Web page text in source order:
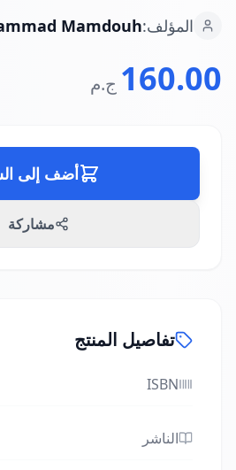
المؤلف:Mamdouh
160.00 ج.م
أضف إلى
مشاركة
تفاصيل المنتج
ISBN
الناشر